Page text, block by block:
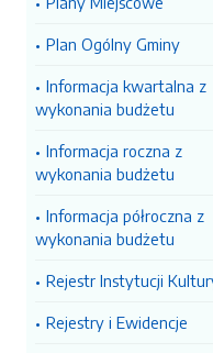
Plan Ogólny Gminy
Informacja kwartalna z
wykonania budżetu
Informacja roczna z
wykonania budżetu
Informacja półroczna z
wykonania budżetu
Rejestr Instytucji
Rejestry i Ewidencje